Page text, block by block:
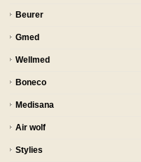
Beurer
Gmed
Wellmed
Boneco
Medisana
Air wolf
Stylies